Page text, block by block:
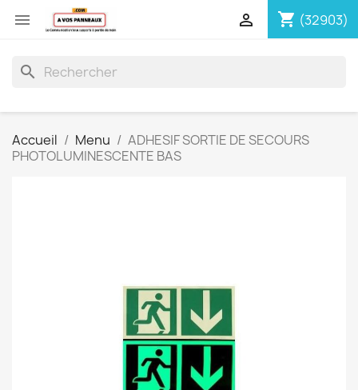
 shopping_cart (32903)

search
Accueil Menu
ADHESIF SORTIE DE SECOURS
PHOTOLUMINESCENTE BAS